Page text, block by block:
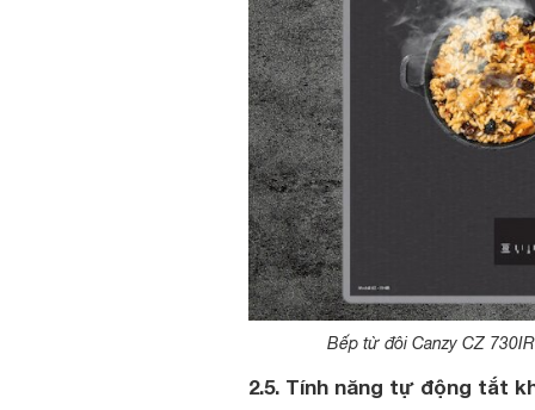
Bếp từ đôi Canzy CZ
2.5. Tính năng tự động tắt